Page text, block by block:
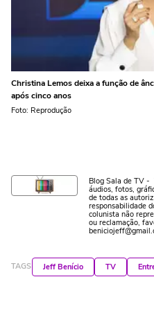
Christina Lemos deixa a função de
após cinco anos
Foto: Reprodução
Blog Sala de TV -
áudios, fotos,
de todas as
responsabilidade
colunista não
ou reclamação,
TAGS Jeff Benício TV